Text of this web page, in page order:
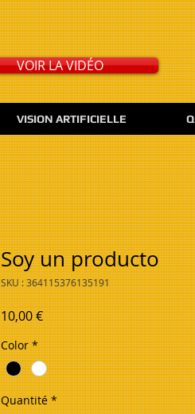
VOIR LA VIDÉO
VISION ARTIFICIELLE
Soy un producto
SKU : 364115376135191
10,00 €Prix
Color *
Quantité *